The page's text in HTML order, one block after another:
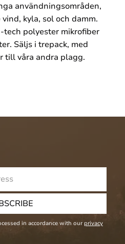
användningsområden,
kyla, sol och damm.
polyester mikrofiber
Säljs i trepack, med
till våra andra plagg.
in accordance with our privacy